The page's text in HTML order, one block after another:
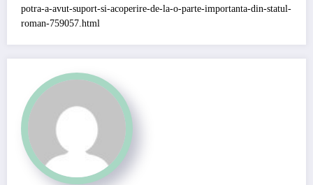
potra-a-avut-suport-si-acoperire-de-la-o-parte-importanta-din-statul-
roman-759057.html